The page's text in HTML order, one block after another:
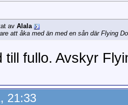
av Alala
att åka med än med en sån där Flying
till fullo. Avskyr
21:33